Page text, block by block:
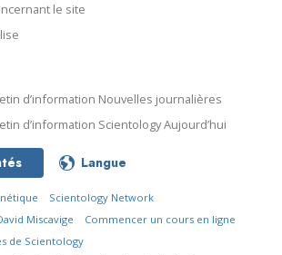
le site
d’information Nouvelles journalières
d’information Scientology Aujourd’hui
Langue
Scientology Network
Miscavige
Commencer un cours en ligne
de Scientology